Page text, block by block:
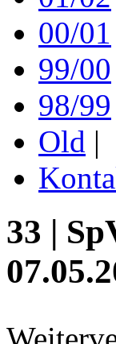
00/01
99/00
98/99
Old |
33 |